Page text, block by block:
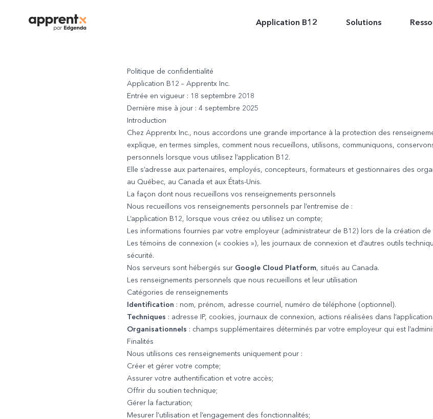
Application B12 Solutions
Politique de confidentialité
Application B12 – Apprentx Inc.
Entrée en vigueur : 18 septembre 2018
Dernière mise à jour : 4 septembre 2025
Introduction
Chez Apprentx Inc., nous accordons une grande importance à la protection des
explique, en termes simples, comment nous recueillons, utilisons, communiquons,
personnels lorsque vous utilisez l’application B12.
Elle s’adresse aux partenaires, employés, concepteurs, formateurs et gestionnaires des
au Québec, au Canada et aux États-Unis.
La façon dont nous recueillons vos renseignements personnels
Nous recueillons vos renseignements personnels par l’entremise de :
L’application B12, lorsque vous créez ou utilisez un compte;
Les informations fournies par votre employeur (administrateur de B12) lors de la création
Les témoins de connexion (« cookies »), les journaux de connexion et d’autres outils
sécurité.
Nos serveurs sont hébergés sur Google Cloud Platform, situés au Canada.
Les renseignements personnels que nous recueillons et leur utilisation
Catégories de renseignements
Identification : nom, prénom, adresse courriel, numéro de téléphone (optionnel).
Techniques : adresse IP, cookies, journaux de connexion, actions réalisées dans l’application.
Organisationnels : champs supplémentaires déterminés par votre employeur qui est
Finalités
Nous utilisons ces renseignements uniquement pour :
Créer et gérer votre compte;
Assurer votre authentification et votre accès;
Offrir du soutien technique;
Gérer la facturation;
Mesurer l’utilisation et l’engagement des fonctionnalités;